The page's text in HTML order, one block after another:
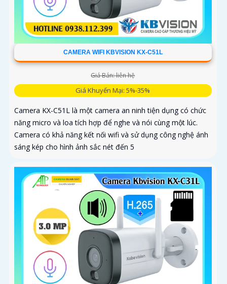
CAMERA WIFI KBVISION KX-C51L
Giá Bán: liên hệ
Giá Khuyến Mại: 5%-35%
Camera KX-C51L là một camera an ninh tiện dụng có chức
năng micro và loa tích hợp để nghe và nói cùng một lúc.
Camera có khả năng kết nối wifi và sử dụng công nghệ ánh
sáng kép cho hình ảnh sắc nét đến 5